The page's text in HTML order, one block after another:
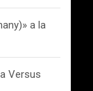
a la
Versus